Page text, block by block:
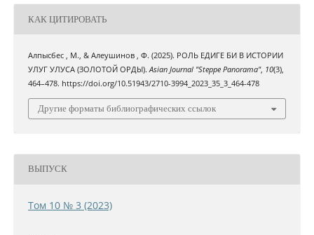
КАК ЦИТИРОВАТЬ
Алпысбес , М., & Алеушинов , Ф. (2025). РОЛЬ ЕДИГЕ БИ В ИСТОРИИ
УЛУГ УЛУСА (ЗОЛОТОЙ ОРДЫ).Asian Journal "Steppe Panorama", 10(3),
464–478. https://doi.org/10.51943/2710-3994_2023_35_3_464-478
Другие форматы библиографических ссылок
ВЫПУСК
Том 10 № 3 (2023)